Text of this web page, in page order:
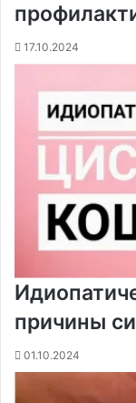
17.10.2024
причины
01.10.2024